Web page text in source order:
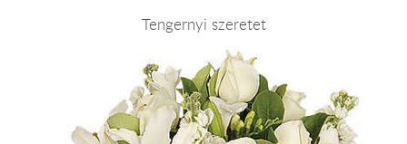
Tengernyi szeretet